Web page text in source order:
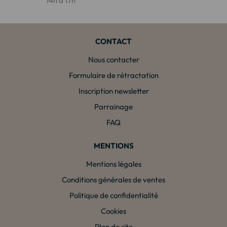
CONTACT
Nous contacter
Formulaire de rétractation
Inscription newsletter
Parrainage
FAQ
MENTIONS
Mentions légales
Conditions générales de ventes
Politique de confidentialité
Cookies